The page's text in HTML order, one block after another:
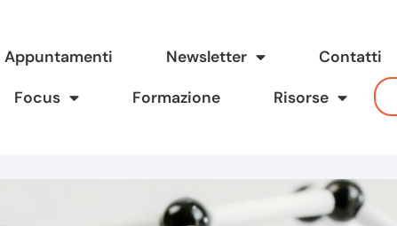
Appuntamenti Newsletter Contatti
Focus Formazione Risorse